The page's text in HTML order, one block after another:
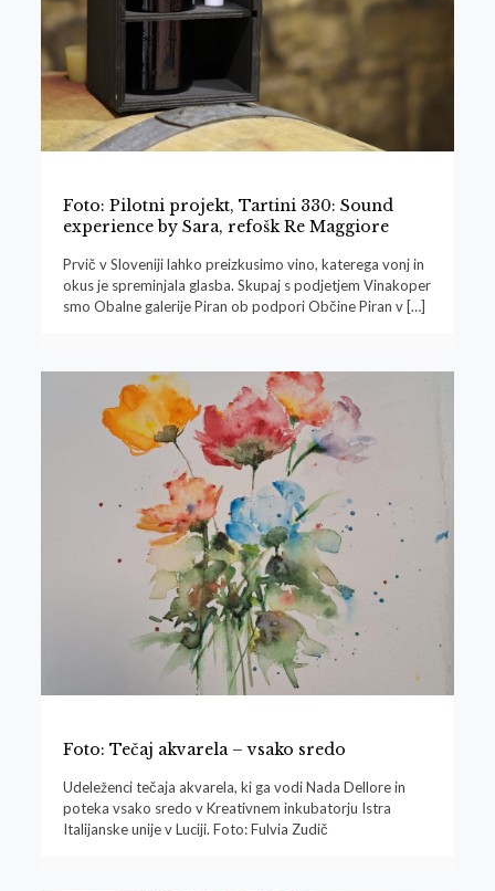
Foto: Pilotni projekt, Tartini 330: Sound
experience by Sara, refošk Re Maggiore
Prvič v Sloveniji lahko preizkusimo vino, katerega vonj in
okus je spreminjala glasba. Skupaj s podjetjem Vinakoper
smo Obalne galerije Piran ob podpori Občine Piran v[…]
Foto: Tečaj akvarela – vsako sredo
Udeleženci tečaja akvarela, ki ga vodi Nada Dellore in
poteka vsako sredo v Kreativnem inkubatorju Istra
Italijanske unije v Luciji. Foto: Fulvia Zudič